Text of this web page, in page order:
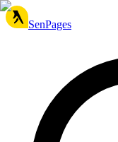
SenPages